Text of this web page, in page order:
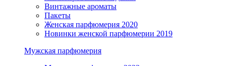
Винтажные ароматы
Пакеты
Женская парфюмерия 2020
Новинки женской парфюмерии 2019
Мужская парфюмерия